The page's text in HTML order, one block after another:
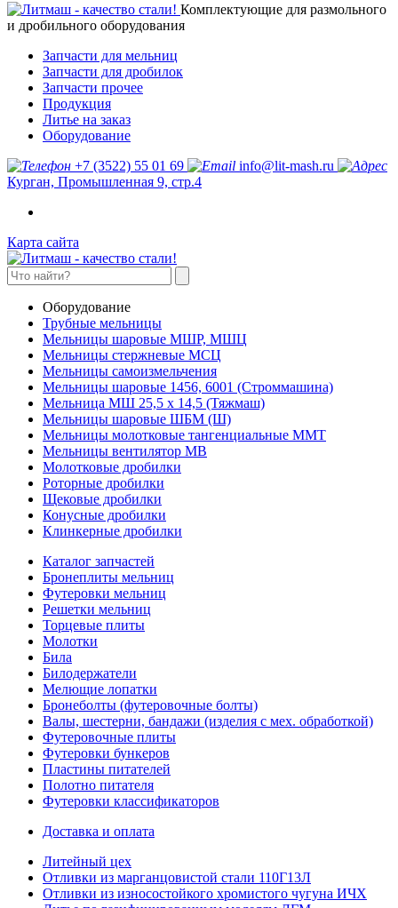
Комплектующие для размольного
и дробильного оборудования
Запчасти для мельниц
Запчасти для дробилок
Запчасти прочее
Продукция
Литье на заказ
Оборудование
+7 (3522) 55 01 69
info@lit-mash.ru
Курган, Промышленная 9, стр.4
Карта сайта
Оборудование
Трубные мельницы
Мельницы шаровые МШР, МШЦ
Мельницы стержневые МСЦ
Мельницы самоизмельчения
Мельницы шаровые 1456, 6001 (Строммашина)
Мельница МШ 25,5 х 14,5 (Тяжмаш)
Мельницы шаровые ШБМ (Ш)
Мельницы молотковые тангенциальные ММТ
Мельницы вентилятор МВ
Молотковые дробилки
Роторные дробилки
Щековые дробилки
Конусные дробилки
Клинкерные дробилки
Каталог запчастей
Бронеплиты мельниц
Футеровки мельниц
Решетки мельниц
Торцевые плиты
Молотки
Била
Билодержатели
Мелющие лопатки
Бронеболты (футеровочные болты)
Валы, шестерни, бандажи (изделия с мех. обработкой)
Футеровочные плиты
Футеровки бункеров
Пластины питателей
Полотно питателя
Футеровки классификаторов
Доставка и оплата
Литейный цех
Отливки из марганцовистой стали 110Г13Л
Отливки из износостойкого хромистого чугуна ИЧХ